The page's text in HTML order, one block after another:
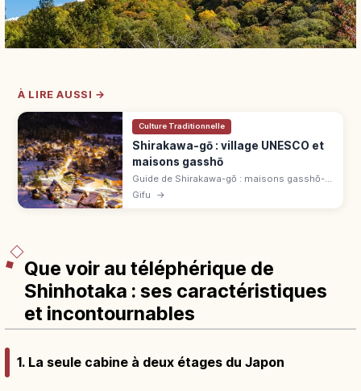
À LIRE AUSSI →
Culture Traditionnelle
Shirakawa-gō : village UNESCO et
maisons gasshō
Guide de Shirakawa-gō : maisons gasshō-
zukuri, belvédère, minshuku, illuminations
Gifu →
Que voir au téléphérique de
Shinhotaka : ses caractéristiques
et incontournables
1. La seule cabine à deux étages du Japon